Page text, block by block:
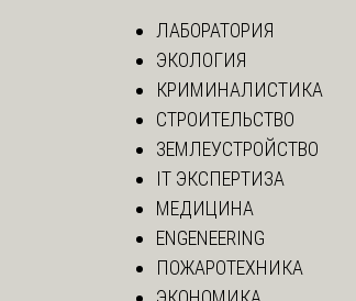
ЛАБОРАТОРИЯ
ЭКОЛОГИЯ
КРИМИНАЛИСТИКА
СТРОИТЕЛЬСТВО
ЗЕМЛЕУСТРОЙСТВО
IT ЭКСПЕРТИЗА
МЕДИЦИНА
ENGENEERING
ПОЖАРОТЕХНИКА